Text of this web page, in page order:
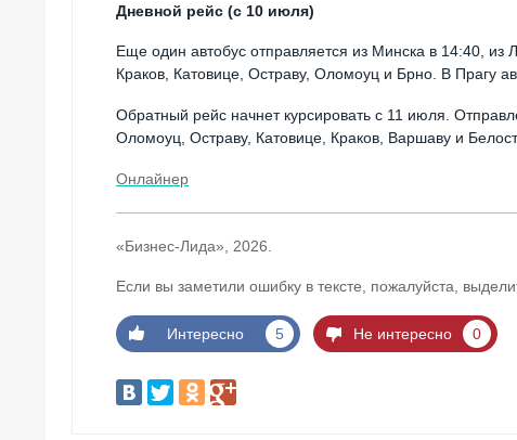
Дневной рейс (с 10 июля)
Еще один автобус отправляется из Минска в 14:40,
Краков, Катовице, Остраву, Оломоуц и Брно. В Прагу
Обратный рейс начнет курсировать с 11 июля.
Оломоуц, Остраву, Катовице, Краков, Варшаву и
Онлайнер
«Бизнес-Лида», 2026.
Если вы заметили ошибку в тексте, пожалуйста,
Интересно 5 Не интересно 0